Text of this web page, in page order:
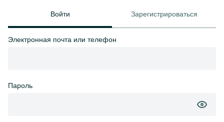
Войти Зарегистрироваться
Электронная почта или телефон
Пароль